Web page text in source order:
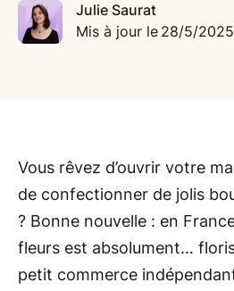
Julie Saurat
Mis à jour le 28/5/2025
Vous rêvez d’ouvrir votre
de confectionner de jolis
? Bonne nouvelle : en
fleurs est absolument…
petit commerce